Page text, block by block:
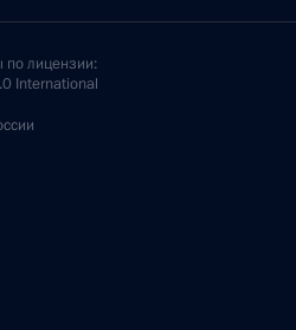
по лицензии:
International